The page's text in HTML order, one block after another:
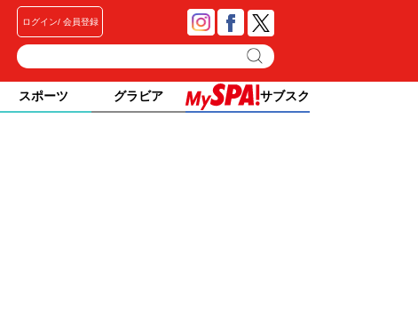
ログイン 会員登録
スポーツ グラビア サブスク